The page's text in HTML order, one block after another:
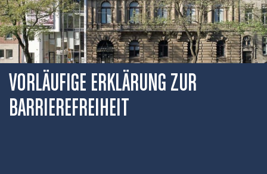
VORLÄUFIGE ERKLÄRUNG ZUR
BARRIEREFREIHEIT